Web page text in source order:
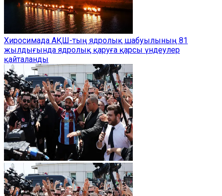
Хиросимада АҚШ-тың ядролық шабуылының 81
жылдығында ядролық қаруға қарсы үндеулер
қайталанды